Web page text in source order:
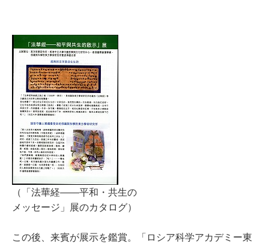
（「法華経――平和・共生の
メッセージ」展のカタログ）
この後、来賓が展示を鑑賞。「ロシア科学アカデミー東